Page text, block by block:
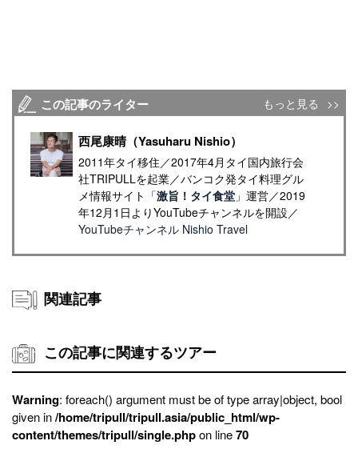
この記事のライター もっと見る
西尾康晴（Yasuharu Nishio）
2011年タイ移住／2017年4月タイ国内旅行会
社TRIPULLを起業／バンコク発タイ料理グル
メ情報サイト「激旨！タイ食堂」運営／2019
年12月1日よりYouTubeチャンネルを開設／
YouTubeチャンネル Nishio Travel
関連記事
この記事に関連するツアー
Warning: foreach() argument must be of type array|object, bool
given in/home/tripull/tripull.asia/public_html/wp-
content/themes/tripull/single.phpon line70